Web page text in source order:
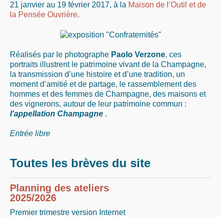
Contact
21 janvier au 19 février 2017, à la Maison de l’Outil et de
la Pensée Ouvrière.
Réalisés par le photographe Paolo Verzone, ces
portraits illustrent le patrimoine vivant de la Champagne,
la transmission d’une histoire et d’une tradition, un
moment d’amitié et de partage, le rassemblement des
hommes et des femmes de Champagne, des maisons et
des vignerons, autour de leur patrimoine commun :
l’appellation Champagne .
Entrée libre
Toutes les brèves du site
Planning des ateliers
2025/2026
Premier trimestre version Internet